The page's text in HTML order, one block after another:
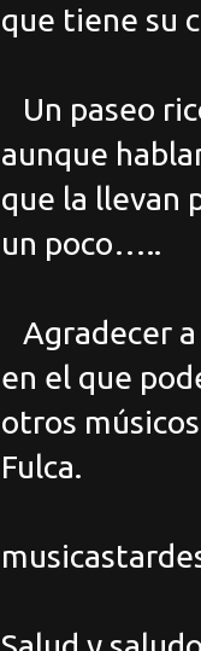
que tiene su
Un paseo
aunque
que la llevan
un poco…..
Agradecer
en el que
otros
Fulca.